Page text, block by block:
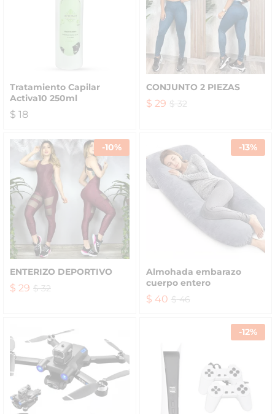
Tratamiento Capilar
Activa10 250ml
$ 18
CONJUNTO 2 PIEZAS
$ 29 $32
-10%
ENTERIZO DEPORTIVO
$ 29 $32
-13%
Almohada embarazo
cuerpo entero
$ 40 $46
-12%